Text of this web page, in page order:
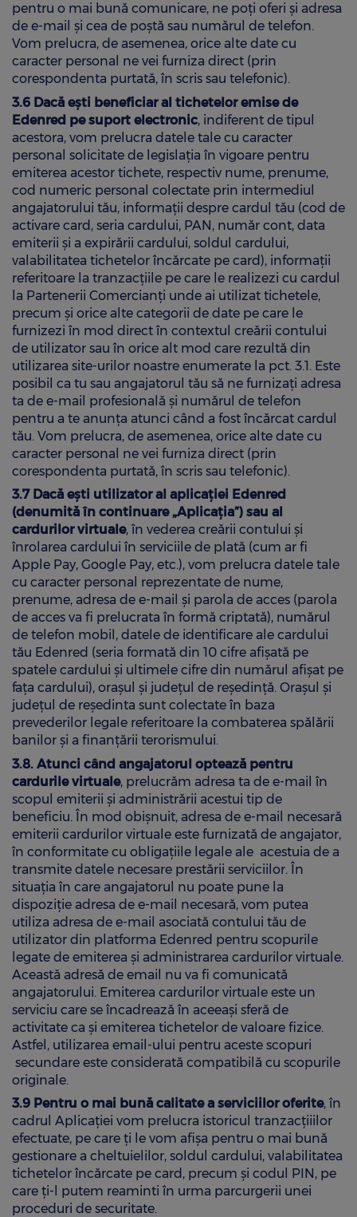
pentru o mai bună comunicare, ne poți oferi și adresa
de e-mail și cea de poștă sau numărul de telefon.
Vom prelucra, de asemenea, orice alte date cu
caracter personal ne vei furniza direct (prin
corespondenta purtată, în scris sau telefonic).
3.6 Dacă ești beneficiar al tichetelor emise de
Edenred pe suport electronic, indiferent de tipul
acestora, vom prelucra datele tale cu caracter
personal solicitate de legislația în vigoare pentru
emiterea acestor tichete, respectiv nume, prenume,
cod numeric personal colectate prin intermediul
angajatorului tău, informații despre cardul tău (cod de
activare card, seria cardului, PAN, număr cont, data
emiterii și a expirării cardului, soldul cardului,
valabilitatea tichetelor încărcate pe card), informații
referitoare la tranzacțiile pe care le realizezi cu cardul
la Partenerii Comercianți unde ai utilizat tichetele,
precum și orice alte categorii de date pe care le
furnizezi în mod direct în contextul creării contului
de utilizator sau în orice alt mod care rezultă din
utilizarea site-urilor noastre enumerate la pct. 3.1. Este
posibil ca tu sau angajatorul tău să ne furnizați adresa
ta de e-mail profesională și numărul de telefon
pentru a te anunța atunci când a fost încărcat cardul
tău. Vom prelucra, de asemenea, orice alte date cu
caracter personal ne vei furniza direct (prin
corespondenta purtată, în scris sau telefonic).
3.7 Dacă ești utilizator al aplicației Edenred
(denumită în continuare „Aplicația”) sau al
cardurilor virtuale, în vederea creării contului și
înrolarea cardului în serviciile de plată (cum ar fi
Apple Pay, Google Pay, etc.), vom prelucra datele tale
cu caracter personal reprezentate de nume,
prenume, adresa de e-mail și parola de acces (parola
de acces va fi prelucrata în formă criptată), numărul
de telefon mobil, datele de identificare ale cardului
tău Edenred (seria formată din 10 cifre afișată pe
spatele cardului și ultimele cifre din numărul afișat pe
fața cardului), orașul și județul de reședință. Orașul și
județul de reședinta sunt colectate în baza
prevederilor legale referitoare la combaterea spălării
banilor și a finanțării terorismului.
3.8. Atunci când angajatorul optează pentru
cardurile virtuale, prelucrăm adresa ta de e‑mail în
scopul emiterii și administrării acestui tip de
beneficiu. În mod obișnuit, adresa de e‑mail necesară
emiterii cardurilor virtuale este furnizată de angajator,
în conformitate cu obligațiile legale ale acestuia de a
transmite datele necesare prestării serviciilor. În
situația în care angajatorul nu poate pune la
dispoziție adresa de e‑mail necesară, vom putea
utiliza adresa de e‑mail asociată contului tău de
utilizator din platforma Edenred pentru scopurile
legate de emiterea și administrarea cardurilor virtuale.
Această adresă de email nu va fi comunicată
angajatorului. Emiterea cardurilor virtuale este un
serviciu care se încadrează în aceeași sferă de
activitate ca și emiterea tichetelor de valoare fizice.
Astfel, utilizarea email-ului pentru aceste scopuri
secundare este considerată compatibilă cu scopurile
originale.
3.9 Pentru o mai bună calitate a serviciilor oferite, în
cadrul Aplicației vom prelucra istoricul tranzacțiiilor
efectuate, pe care ți le vom afișa pentru o mai bună
gestionare a cheltuielilor, soldul cardului, valabilitatea
tichetelor încărcate pe card, precum și codul PIN, pe
care ți-l putem reaminti în urma parcurgerii unei
proceduri de securitate.